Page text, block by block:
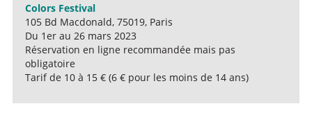
Colors Festival
105 Bd Macdonald, 75019, Paris
Du 1er au 26 mars 2023
Réservation en ligne recommandée mais pas
obligatoire
Tarif de 10 à 15 € (6 € pour les moins de 14 ans)